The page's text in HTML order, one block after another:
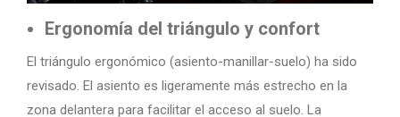
Ergonomía del triángulo y confort
El triángulo ergonómico (asiento-manillar-suelo) ha sido
revisado. El asiento es ligeramente más estrecho en la
zona delantera para facilitar el acceso al suelo. La